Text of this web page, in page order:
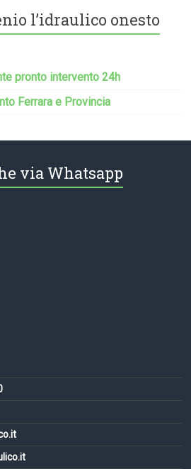
l’idraulico onesto
pronto intervento 24h
Ferrara e Provincia
via Whatsapp